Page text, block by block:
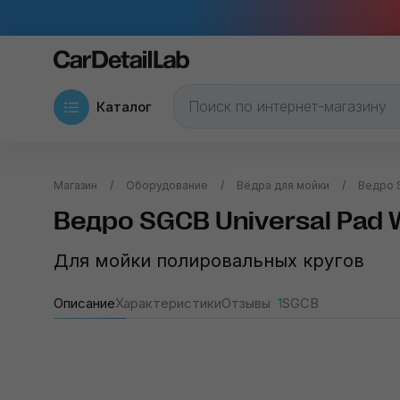
Каталог
Магазин Оборудование Вёдра для мойки Ведро
Ведро SGCB Universal Pad
Для мойки полировальных кругов
ОписаниеХарактеристикиОтзывы 1SGCB